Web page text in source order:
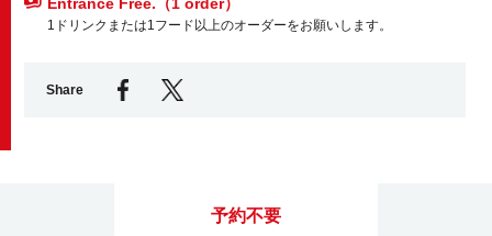
1ドリンクまたは1フード以上のオーダーをお願いします。
Share
予約不要